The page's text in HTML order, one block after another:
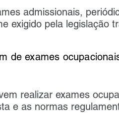
admissionais,
exigido pela legislação
de
realizar exames
e as normas